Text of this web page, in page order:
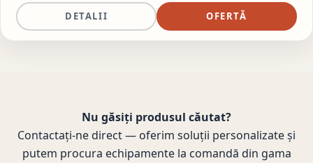
DETALII OFERTĂ
Nu găsiți produsul căutat?
Contactați-ne direct — oferim soluții personalizate și
putem procura echipamente la comandă din gama